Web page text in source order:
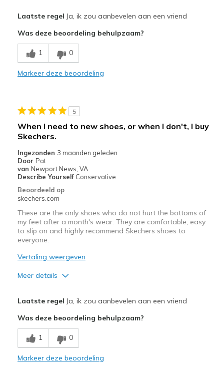
Comfortable
Stylish
Casual Wear
Width
Feels true to width
Sizing
Feels true to size
View On Shoes
Shoes are for Wearing
Laatste regel Ja, ik zou aanbevelen aan een vriend
Was deze beoordeling behulpzaam?
1 0
Markeer deze beoordeling
5
When I need to new shoes, or when I don't, I buy
Skechers.
Ingezonden 3 maanden geleden
Door Pat
van Newport News, VA
Describe Yourself Conservative
Beoordeeld op
skechers.com
These are the only shoes who do not hurt the bottoms of
my feet after a month's wear. They are comfortable, easy
to slip on and highly recommend Skechers shoes to
everyone.
Vertaling weergeven
Meer details
Comfortable
Stylish
Laatste regel Ja, ik zou aanbevelen aan een vriend
Was deze beoordeling behulpzaam?
1 0
Markeer deze beoordeling